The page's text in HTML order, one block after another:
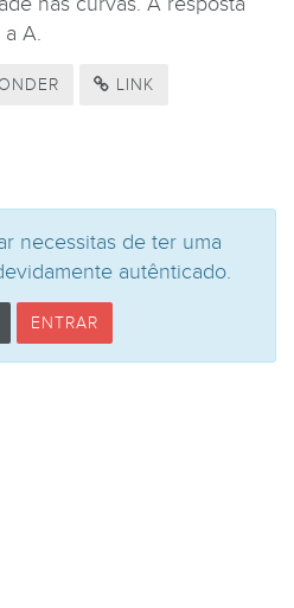
A.
LINK
necessitas de ter uma
autênticado.
ENTRAR